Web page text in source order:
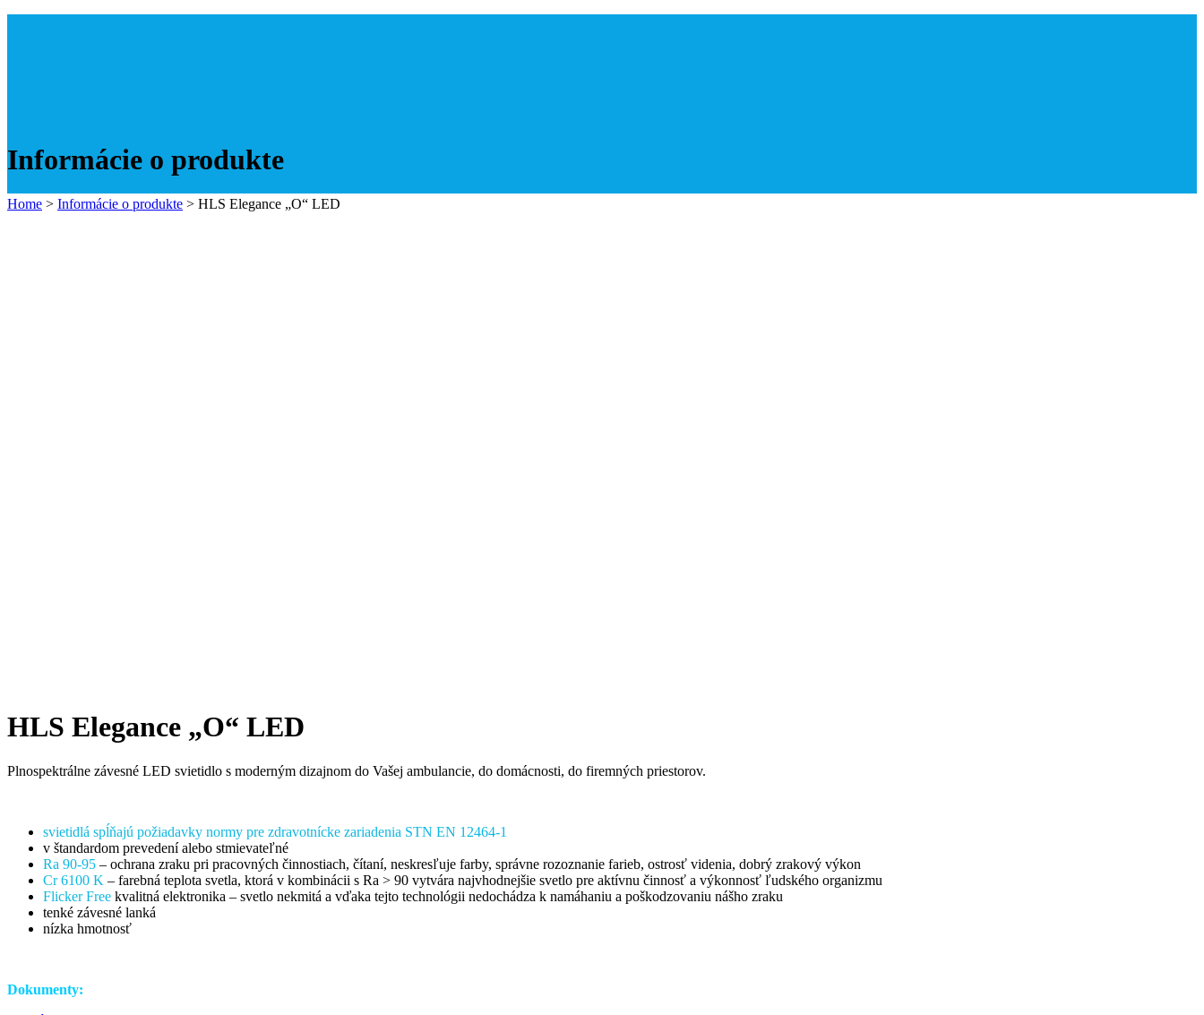
Informácie o produkte
Home > Informácie o produkte > HLS Elegance „O“ LED
HLS Elegance „O“ LED
Plnospektrálne závesné LED svietidlo s moderným dizajnom do Vašej ambulancie, do domácnosti, do firemných priestorov.
svietidlá spĺňajú požiadavky normy pre zdravotnícke zariadenia STN EN 12464-1
v štandardom prevedení alebo stmievateľné
Ra 90-95 – ochrana zraku pri pracovných činnostiach, čítaní, neskresľuje farby, správne rozoznanie farieb, ostrosť videnia, dobrý zrakový výkon
Cr 6100 K – farebná teplota svetla, ktorá v kombinácii s Ra > 90 vytvára najvhodnejšie svetlo pre aktívnu činnosť a výkonnosť ľudského organizmu
Flicker Free kvalitná elektronika – svetlo nekmitá a vďaka tejto technológii nedochádza k namáhaniu a poškodzovaniu nášho zraku
tenké závesné lanká
nízka hmotnosť
Dokumenty: